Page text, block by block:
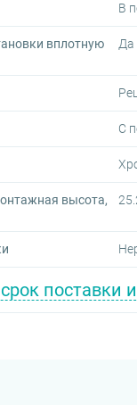
В
вплотную
Да
С
высота,
поставки